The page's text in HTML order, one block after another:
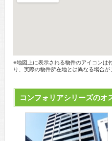
※地図上に表示される物件のアイコンは
り、実際の物件所在地とは異なる場合が
コンフォリアシリーズのオ